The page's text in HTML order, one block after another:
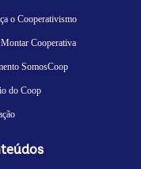
o Cooperativismo
Cooperativa
SomosCoop
do Coop